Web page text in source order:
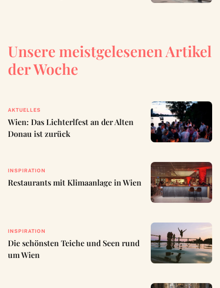
Unsere meistgelesenen Artikel
der Woche
AKTUELLES
Wien: Das Lichterlfest an der Alten
Donau ist zurück
INSPIRATION
Restaurants mit Klimaanlage in Wien
INSPIRATION
Die schönsten Teiche und Seen rund
um Wien